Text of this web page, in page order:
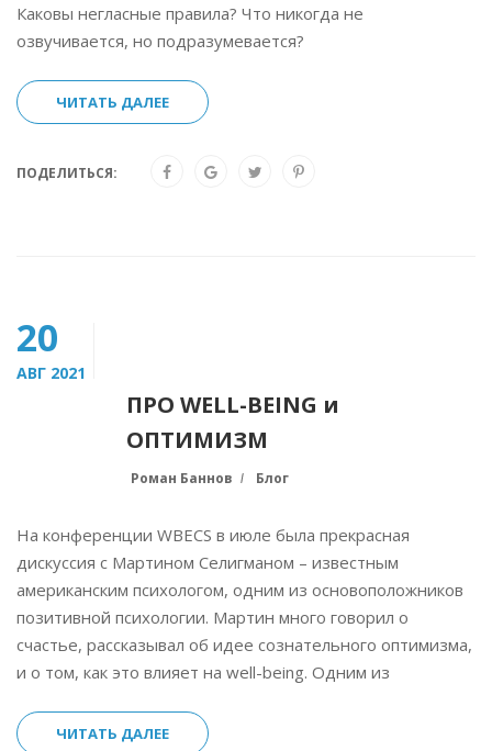
Каковы негласные правила? Что никогда не
озвучивается, но подразумевается?
ЧИТАТЬ ДАЛЕЕ
ПОДЕЛИТЬСЯ:
20
АВГ 2021
ПРО WELL-BEING и
ОПТИМИЗМ
Роман Баннов Блог
На конференции WBECS в июле была прекрасная
дискуссия с Мартином Селигманом – известным
американским психологом, одним из основоположников
позитивной психологии. Мартин много говорил о
счастье, рассказывал об идее сознательного оптимизма,
и о том, как это влияет на well-being. Одним из
ЧИТАТЬ ДАЛЕЕ